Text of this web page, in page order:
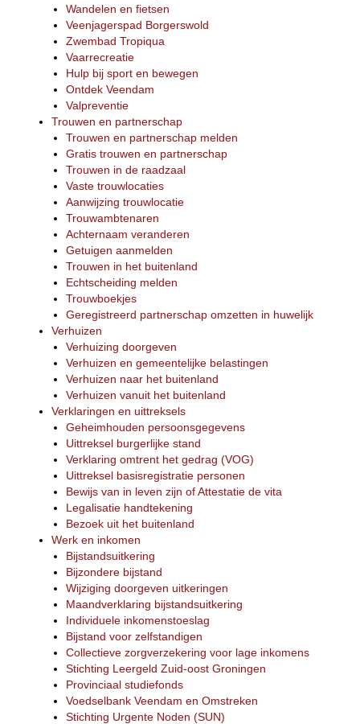
Wandelen en fietsen
Veenjagerspad Borgerswold
Zwembad Tropiqua
Vaarrecreatie
Hulp bij sport en bewegen
Ontdek Veendam
Valpreventie
Trouwen en partnerschap
Trouwen en partnerschap melden
Gratis trouwen en partnerschap
Trouwen in de raadzaal
Vaste trouwlocaties
Aanwijzing trouwlocatie
Trouwambtenaren
Achternaam veranderen
Getuigen aanmelden
Trouwen in het buitenland
Echtscheiding melden
Trouwboekjes
Geregistreerd partnerschap omzetten in huwelijk
Verhuizen
Verhuizing doorgeven
Verhuizen en gemeentelijke belastingen
Verhuizen naar het buitenland
Verhuizen vanuit het buitenland
Verklaringen en uittreksels
Geheimhouden persoonsgegevens
Uittreksel burgerlijke stand
Verklaring omtrent het gedrag (VOG)
Uittreksel basisregistratie personen
Bewijs van in leven zijn of Attestatie de vita
Legalisatie handtekening
Bezoek uit het buitenland
Werk en inkomen
Bijstandsuitkering
Bijzondere bijstand
Wijziging doorgeven uitkeringen
Maandverklaring bijstandsuitkering
Individuele inkomenstoeslag
Bijstand voor zelfstandigen
Collectieve zorgverzekering voor lage inkomens
Stichting Leergeld Zuid-oost Groningen
Provinciaal studiefonds
Voedselbank Veendam en Omstreken
Stichting Urgente Noden (SUN)